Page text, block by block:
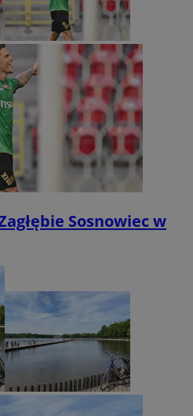
Sosnowiec w